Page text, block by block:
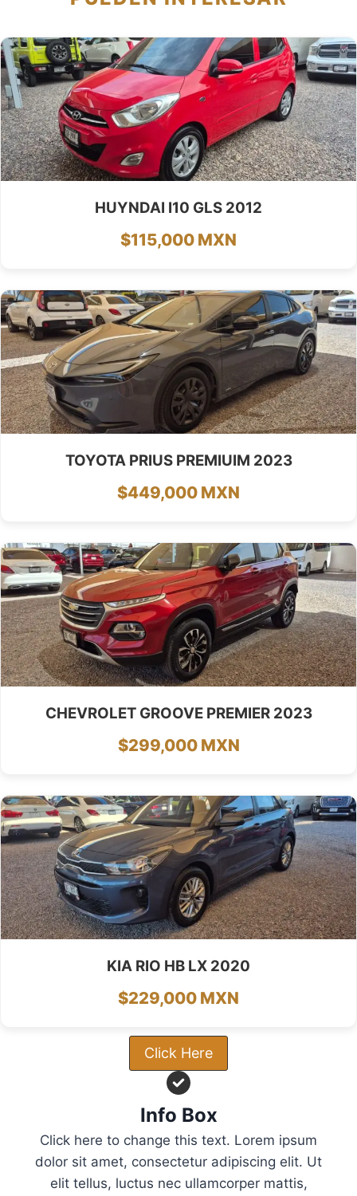
HUYNDAI I10 GLS 2012
$115,000 MXN
TOYOTA PRIUS PREMIUIM 2023
$449,000 MXN
CHEVROLET GROOVE PREMIER 2023
$299,000 MXN
KIA RIO HB LX 2020
$229,000 MXN
Click Here
Info Box
Click here to change this text. Lorem ipsum
dolor sit amet, consectetur adipiscing elit. Ut
elit tellus, luctus nec ullamcorper mattis,